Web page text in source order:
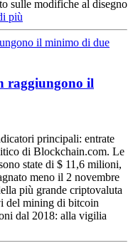
sulle modifiche al disegno
più
raggiungono il
principali: entrate
di Blockchain.com. Le
state di $ 11,6 milioni,
meno il 2 novembre
più grande criptovaluta
del mining di bitcoin
dal 2018: alla vigilia